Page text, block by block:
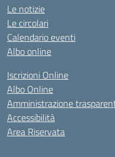
Le notizie
Le circolari
Calendario eventi
Albo online
Iscrizioni Online
Albo Online
Amministrazione
Accessibilità
Area Riservata